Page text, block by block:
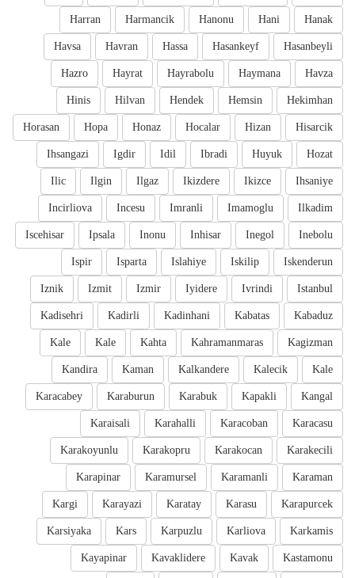
Hanak
Hani
Hanonu
Harmancik
Harran
Hasanbeyli
Hasankeyf
Hassa
Havran
Havsa
Havza
Haymana
Hayrabolu
Hayrat
Hazro
Hekimhan
Hemsin
Hendek
Hilvan
Hinis
Hisarcik
Hizan
Hocalar
Honaz
Hopa
Horasan
Hozat
Huyuk
Ibradi
Idil
Igdir
Ihsangazi
Ihsaniye
Ikizce
Ikizdere
Ilgaz
Ilgin
Ilic
Ilkadim
Imamoglu
Imranli
Incesu
Incirliova
Inebolu
Inegol
Inhisar
Inonu
Ipsala
Iscehisar
Iskenderun
Iskilip
Islahiye
Isparta
Ispir
Istanbul
Ivrindi
Iyidere
Izmir
Izmit
Iznik
Kabaduz
Kabatas
Kadinhani
Kadirli
Kadisehri
Kagizman
Kahramanmaras
Kahta
Kale
Kale
Kale
Kalecik
Kalkandere
Kaman
Kandira
Kangal
Kapakli
Karabuk
Karaburun
Karacabey
Karacasu
Karacoban
Karahalli
Karaisali
Karakecili
Karakocan
Karakopru
Karakoyunlu
Karaman
Karamanli
Karamursel
Karapinar
Karapurcek
Karasu
Karatay
Karayazi
Kargi
Karkamis
Karliova
Karpuzlu
Kars
Karsiyaka
Kastamonu
Kavak
Kavaklidere
Kayapinar